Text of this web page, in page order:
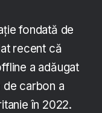
fondată de
recent că
a adăugat
de carbon a
în 2022.